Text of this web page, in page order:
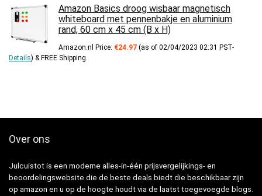
Amazon Basics droog wisbaar magnetisch
whiteboard met pennenbakje en aluminium
rand, 60 cm x 45 cm (B x H)
Amazon.nl Price: €24.97 (as of 02/04/2023 02:31 PST-
Details) & FREE Shipping.
Over ons
Julcuistot is een moderne alles-in-één prijsvergelijkings- en
beoordelingswebsite die de beste deals biedt die beschikbaar zijn
op amazon en u op de hoogte houdt via de laatst toegevoegde blogs.